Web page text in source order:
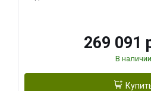
269 091
В наличии